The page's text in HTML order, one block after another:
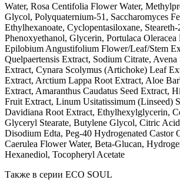
Water, Rosa Centifolia Flower Water,
Glycol, Polyquaternium-51, Saccharomyces
Ethylhexanoate, Cyclopentasiloxane,
Phenoxyethanol, Glycerin, Portulaca Oleracea
Epilobium Angustifolium Flower/Leaf/Stem
Quelpaertensis Extract, Sodium Citrate,
Extract, Cynara Scolymus (Artichoke) Leaf
Extract, Arctium Lappa Root Extract, Aloe
Extract, Amaranthus Caudatus Seed Extract,
Fruit Extract, Linum Usitatissimum (Linseed)
Davidiana Root Extract, Ethylhexylglycerin,
Glyceryl Stearate, Butylene Glycol, Citric
Disodium Edta, Peg-40 Hydrogenated Castor
Caerulea Flower Water, Beta-Glucan,
Hexanediol, Tocopheryl Acetate
Также в серии ECO SOUL